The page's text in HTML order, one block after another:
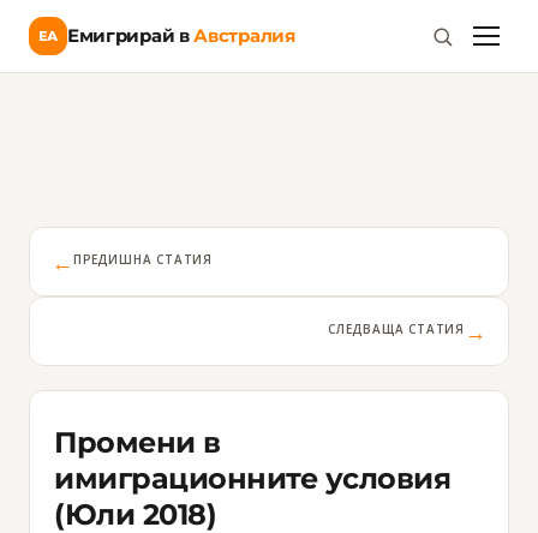
ЕА Емигрирай вАвстралия
← ПРЕДИШНА СТАТИЯ
СЛЕДВАЩА СТАТИЯ →
Промени в
имиграционните условия
(Юли 2018)